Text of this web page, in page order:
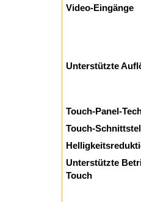
Video-Eingänge
Unterstützte
Touch-Panel-
Touch-
Unterstützte
Touch